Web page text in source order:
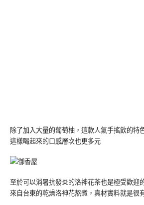
除了加入大量的葡萄柚，這款人氣手搖飲的特
這樣喝起來的口感層次也更多元
至於可以消暑抗發炎的洛神花茶也是極受歡迎
來自台東的乾燥洛神花熬煮，真材實料就是很